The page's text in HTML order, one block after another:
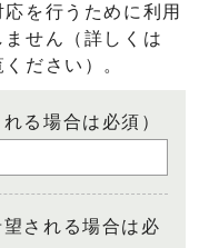
を行うために利用
せん（詳しくは
ください）。
る場合は必須）
される場合は必